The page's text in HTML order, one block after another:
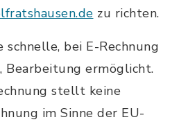
zu richten.
schnelle, bei E-Rechnung
Bearbeitung ermöglicht.
stellt keine
im Sinne der EU-